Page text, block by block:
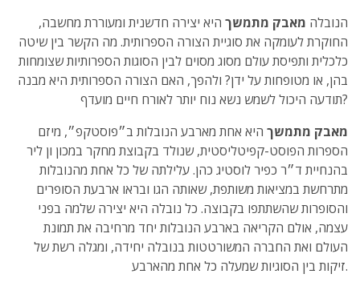
הנובלה מאבק מתמשך היא יצירה חדשנית ומעוררת מחשבה,
החוקרת לעומקה את סוגיית הצורה הספרותית. מה הקשר בין שיטה
כלכלית ותפיסת עולם מסוג מסוים לבין הסוגות הספרותיות שצומחות
בהן, או מטופחות על ידן? ולהפך, האם הצורה הספרותית היא מבנה
תודעה היכול לשמש נשא נוח יותר לאורח חיים מועדף?
מאבק מתמשך היא אחת מארבע הנובלות ב״פוסטקפ״, מיזם
הספרות הפוסט-קפיטליסטית, שנולד בקבוצת מחקר במכון ון ליר
בהנחיית ד״ר כפיר לוסטיג כהן. עלילתה של כל אחת מהנובלות
מתרחשת במציאות משותפת, שאותה הגו ובראו ארבעת הסופרים
והסופרות שהשתתפו בקבוצה. כל נובלה היא יצירה שלמה בפני
עצמה, אולם הקריאה בארבע הנובלות יחד מרחיבה את תמונת
העולם ואת החברה המשורטטות בנובלה יחידה, ומגלה רשת של
זיקות בין הסוגיות שמעלה כל אחת מהארבע.